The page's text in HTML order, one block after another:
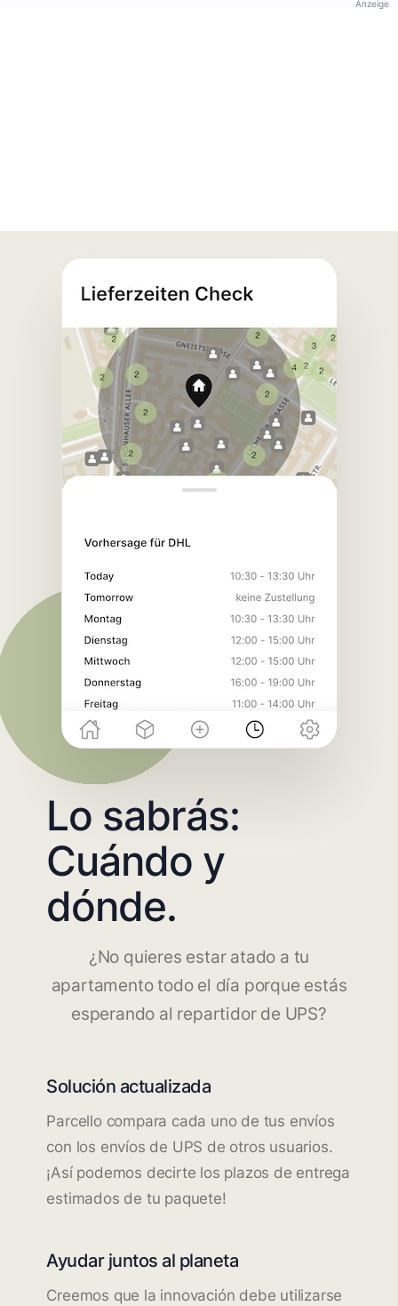
Anzeige
Lo sabrás:
Cuándo y
dónde.
¿No quieres estar atado a tu
apartamento todo el día porque estás
esperando al repartidor de UPS?
Solución actualizada
Parcello compara cada uno de tus envíos
con los envíos de UPS de otros usuarios.
¡Así podemos decirte los plazos de entrega
estimados de tu paquete!
Ayudar juntos al planeta
Creemos que la innovación debe utilizarse